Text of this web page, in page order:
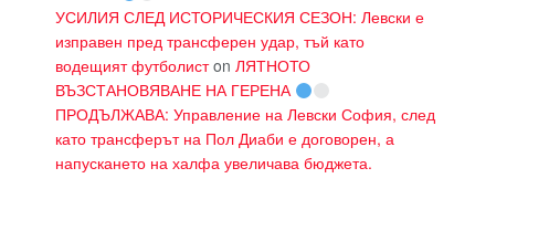
УСИЛИЯ СЛЕД ИСТОРИЧЕСКИЯ СЕЗОН: Левски е
изправен пред трансферен удар, тъй като
водещият футболистon ЛЯТНОТО
ВЪЗСТАНОВЯВАНЕ НА ГЕРЕНА
ПРОДЪЛЖАВА: Управление на Левски София, след
като трансферът на Пол Диаби е договорен, а
напускането на халфа увеличава бюджета.